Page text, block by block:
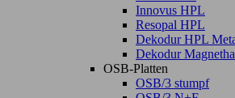
Innovus HPL
Resopal HPL
Dekodur HPL
Dekodur
OSB-Platten
OSB/3 stumpf